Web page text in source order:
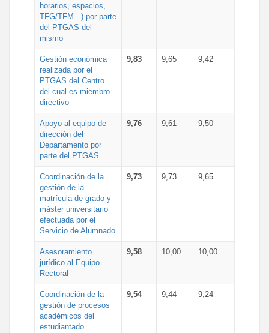
horarios, espacios,
TFG/TFM...) por parte
del PTGAS del
mismo
Gestión económica
realizada por el
PTGAS del Centro
del cual es miembro
directivo
9,83 9,65 9,42
Apoyo al equipo de
dirección del
Departamento por
parte del PTGAS
9,76 9,61 9,50
Coordinación de la
gestión de la
matrícula de grado y
máster universitario
efectuada por el
Servicio de Alumnado
9,73 9,73 9,65
Asesoramiento
jurídico al Equipo
Rectoral
9,58 10,00 10,00
Coordinación de la
gestión de procesos
académicos del
estudiantado
9,54 9,44 9,24